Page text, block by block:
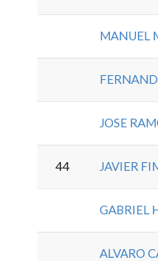
MANUEL
JOSE
44 JAVIER
GABRIEL
ALVARO